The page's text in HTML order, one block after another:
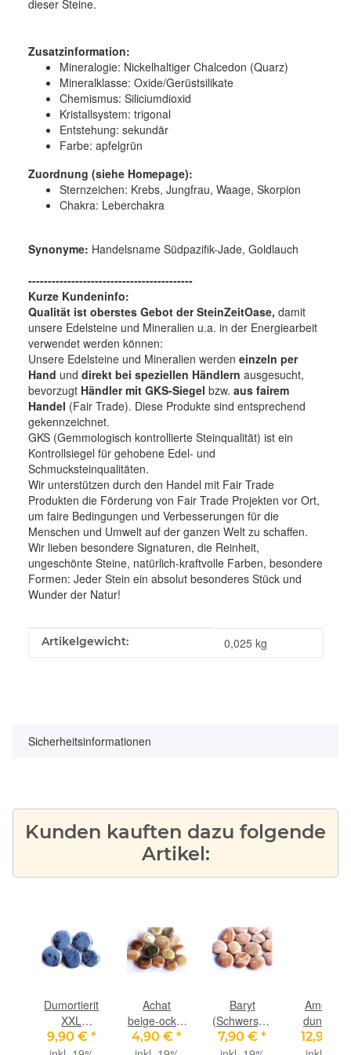
dieser Steine.
Zusatzinformation:
Mineralogie: Nickelhaltiger Chalcedon (Quarz)
Mineralklasse: Oxide/Gerüstsilikate
Chemismus: Siliciumdioxid
Kristallsystem: trigonal
Entstehung: sekundär
Farbe: apfelgrün
Zuordnung (siehe Homepage):
Sternzeichen: Krebs, Jungfrau, Waage, Skorpion
Chakra: Leberchakra
Synonyme: Handelsname Südpazifik-Jade, Goldlauch
------------------------------------------
Kurze Kundeninfo:
Qualität ist oberstes Gebot der SteinZeitOase, damit
unsere Edelsteine und Mineralien u.a. in der Energiearbeit
verwendet werden können:
Unsere Edelsteine und Mineralien werden einzeln per
Hand und direkt bei speziellen Händlern ausgesucht,
bevorzugt Händler mit GKS-Siegel bzw. aus fairem
Handel (Fair Trade). Diese Produkte sind entsprechend
gekennzeichnet.
GKS (Gemmologisch kontrollierte Steinqualität) ist ein
Kontrollsiegel für gehobene Edel- und
Schmucksteinqualitäten.
Wir unterstützen durch den Handel mit Fair Trade
Produkten die Förderung von Fair Trade Projekten vor Ort,
um faire Bedingungen und Verbesserungen für die
Menschen und Umwelt auf der ganzen Welt zu schaffen.
Wir lieben besondere Signaturen, die Reinheit,
ungeschönte Steine, natürlich-kraftvolle Farben, besondere
Formen: Jeder Stein ein absolut besonderes Stück und
Wunder der Natur!
Produkteigenschaft
Wert
Artikelgewicht: 0,025 kg
Sicherheitsinformationen
Kunden kauften dazu folgende
Artikel:
Dumortierit
XXL
Scheibensteine
- ca. 4,1 -
9,90 € *
Achat
beige-ocker
Scheibensteine
- schöne
4,90 €*
Baryt
(Schwerspat)
Scheibensteine
-
7,90 €*
Amethyst
dunkel
- schöne
12,90 €